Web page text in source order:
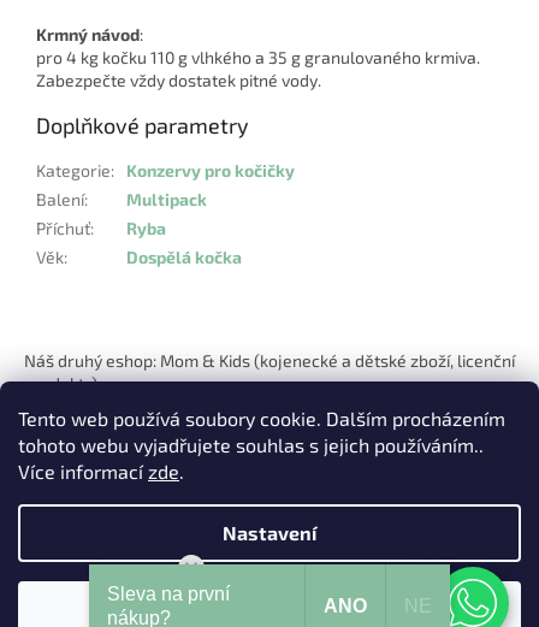
Tento web používá soubory cookie. Dalším procházením
tohoto webu vyjadřujete souhlas s jejich používáním..
Více informacízde.
Nastavení
Krmný návod:
pro 4 kg kočku 110 g vlhkého a 35 g granulovaného krmiva.
Zabezpečte vždy dostatek pitné vody.
Doplňkové parametry
Kategorie:
Konzervy pro kočičky
Balení:
Multipack
Příchuť:
Ryba
Věk: Dospělá kočka
p
Náš druhý eshop: Mom & Kids (kojenecké a dětské zboží, licenční
produkty)
Vytvořil Shoptet
Copyright 2026 . Všechna práva vyhrazena.
Mohu Vám pomoci?
Sleva na první
nákup?
ANO NE